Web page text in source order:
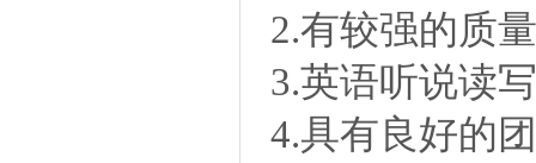
2.有较强的质
3.英语听说读
4.具有良好的